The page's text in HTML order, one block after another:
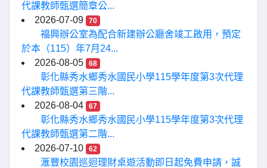
代課教師甄選簡章公...
2026-07-09
70
福興辦公室為配合新建辦公廳舍竣工啟用，預定
於本（115）年7月24...
2026-08-05
68
彰化縣秀水鄉秀水國民小學115學年度第3次代理
代課教師甄選第三階...
2026-08-04
67
彰化縣秀水鄉秀水國民小學115學年度第3次代理
代課教師甄選第二階...
2026-07-10
62
滙豐校園巡迴理財桌遊活動即日起免費申請，誠